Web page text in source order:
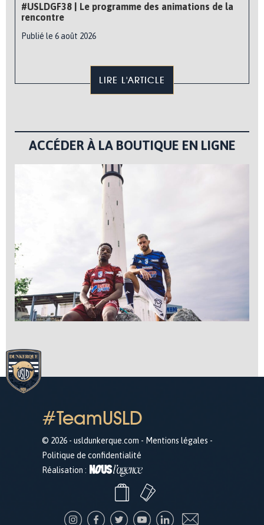
#USLDGF38 | Le programme des animations de la
rencontre
Publié le 6 août 2026
LIRE L'ARTICLE
ACCÉDER À LA BOUTIQUE EN LIGNE
#TeamUSLD
© 2026 - usldunkerque.com - Mentions légales -
Politique de confidentialité
Réalisation :